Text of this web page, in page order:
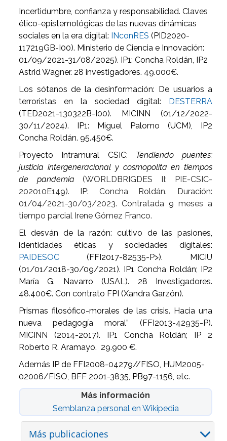
Incertidumbre, confianza y responsabilidad. Claves
ético-epistemológicas de las nuevas dinámicas
sociales en la era digital:
INconRES (PID2020-
117219GB-I00). Ministerio de Ciencia e Innovación:
01/09/2021-31/08/2025). IP1: Concha Roldán, IP2
Astrid Wagner. 28 investigadores. 49.000€.
Los sótanos de la desinformación: De usuarios a
terroristas en la sociedad digital:
DESTERRA
(TED2021-130322B-I00). MICINN (01/12/2022-
30/11/2024). IP1: Miguel Palomo (UCM), IP2
Concha Roldán. 95.450€.
Proyecto Intramural CSIC: Tendiendopuentes:
justicia intergeneracional y cosmopolita en tiempos
de pandemia (WORLDBRIGDES II: PIE-CSIC-
202010E149). IP: Concha Roldán. Duración:
01/04/2021-30/03/2023. Contratada 9 meses a
tiempo parcial Irene Gómez Franco.
El desván de la razón: cultivo de las pasiones,
identidades éticas y sociedades digitales:
PAIDESOC (FFI2017-82535-P>). MICIU
(01/01/2018-30/09/2021). IP1 Concha Roldán; IP2
María G. Navarro (USAL). 28 Investigadores.
48.400€. Con contrato FPI (Xandra Garzón).
Prismas filosófico-morales de las crisis. Hacia una
nueva pedagogía moral” (FFI2013-42935-P).
MICINN (2014-2017). IP1 Concha Roldán; IP 2
Roberto R. Aramayo. 29.900 €.
Además IP de FFI2008-04279//FISO, HUM2005-
02006/FISO, BFF 2001-3835, PB97-1156, etc.
Más información
Semblanza personal en Wikipedia
Más publicaciones